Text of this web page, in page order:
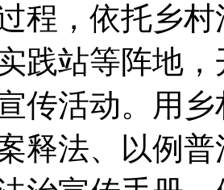
程，依托乡
践站等阵地
传活动。用
释法、以例